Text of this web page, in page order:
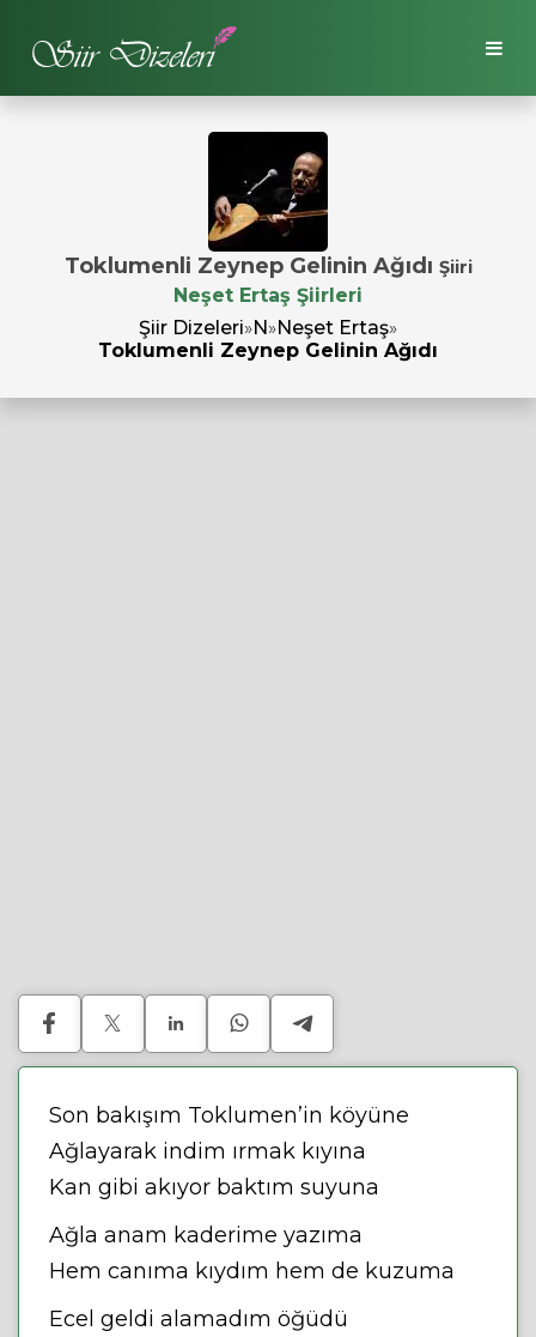
Toklumenli Zeynep Gelinin Ağıdı Şiiri
Neşet Ertaş Şiirleri
Şiir Dizeleri»N»Neşet Ertaş»
Toklumenli Zeynep Gelinin Ağıdı
Son bakışım Toklumen’in köyüne
Ağlayarak indim ırmak kıyına
Kan gibi akıyor baktım suyuna
Ağla anam kaderime yazıma
Hem canıma kıydım hem de kuzuma
Ecel geldi alamadım öğüdü